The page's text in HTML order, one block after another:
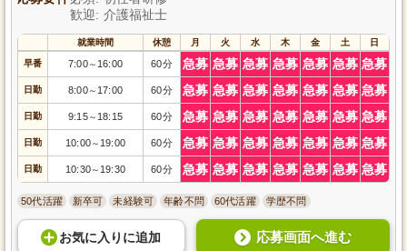
歓迎: 介護福祉士
就業時間 休憩 月 火 水 木 金 土 日
早番 7:00～ 16:00 60分 急募 急募 急募 急募 急募 急募 急募
日勤 8:00～ 17:00 60分 急募 急募 急募 急募 急募 急募 急募
日勤 9:15～ 18:15 60分 急募 急募 急募 急募 急募 急募 急募
日勤 10:00～ 19:00 60分 急募 急募 急募 急募 急募 急募 急募
日勤 10:30～ 19:30 60分 急募 急募 急募 急募 急募 急募 急募
50代活躍 新卒可 未経験可 年齢不問 60代活躍 学歴不問
お気に入り に追加 応募画面へ進む